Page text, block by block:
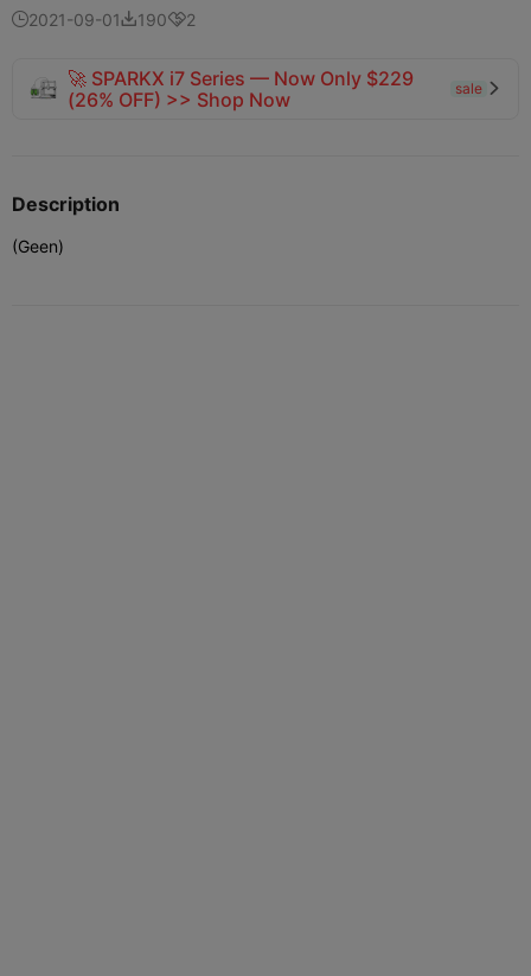
2021-09-011902
🚀 SPARKX i7 Series — Now Only $229
(26% OFF) >> Shop Now
sale 
Description
(Geen)